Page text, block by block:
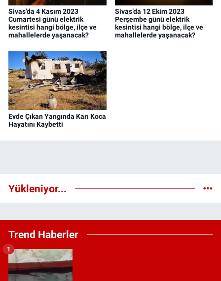
Sivas’da 4 Kasım 2023
Cumartesi günü elektrik
kesintisi hangi bölge, ilçe ve
mahallelerde yaşanacak?
Sivas’da 12 Ekim 2023
Perşembe günü elektrik
kesintisi hangi bölge, ilçe ve
mahallelerde yaşanacak?
Evde Çıkan Yangında Karı Koca
Hayatını Kaybetti
Yükleniyor...
Trend Haberler
1